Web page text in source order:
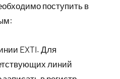
поступить в
EXTI. Для
линий